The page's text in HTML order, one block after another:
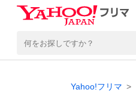
Yahoo!フリマ